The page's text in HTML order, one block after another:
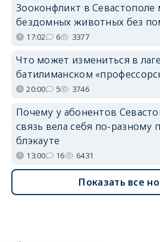
Зооконфликт в Севастополе
бездомных животных без
17:02 6 3377
Что может измениться в
батилиманском
20:00 5 3746
Почему у абонентов
связь вела себя по-разному
блэкауте
13:00 16 6431
Показать все